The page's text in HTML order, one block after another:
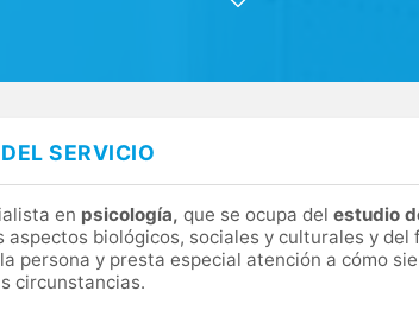
SERVICIO
en psicología, que se ocupa del estudio
aspectos biológicos, sociales y culturales y del
persona y presta especial atención a cómo
circunstancias.